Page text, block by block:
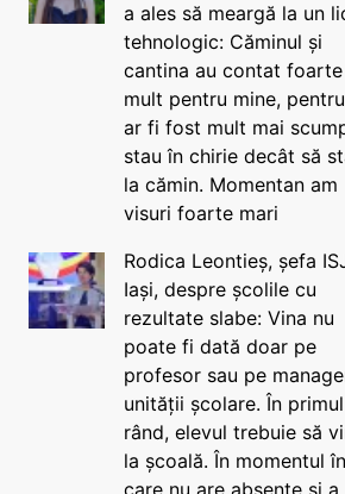
a ales să meargă la un
tehnologic: Căminul și
cantina au contat foarte
mult pentru mine,
ar fi fost mult mai
stau în chirie decât să
la cămin. Momentan am
visuri foarte mari
Rodica Leontieș, șefa
Iași, despre școlile cu
rezultate slabe: Vina nu
poate fi dată doar pe
profesor sau pe
unității școlare. În primul
rând, elevul trebuie să
la școală. În momentul în
care nu are absențe și a